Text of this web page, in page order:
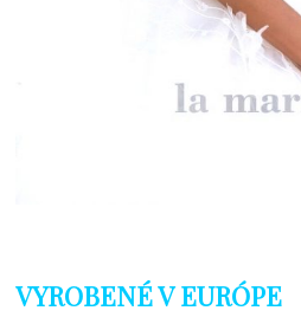
VYROBENÉ V EURÓPE